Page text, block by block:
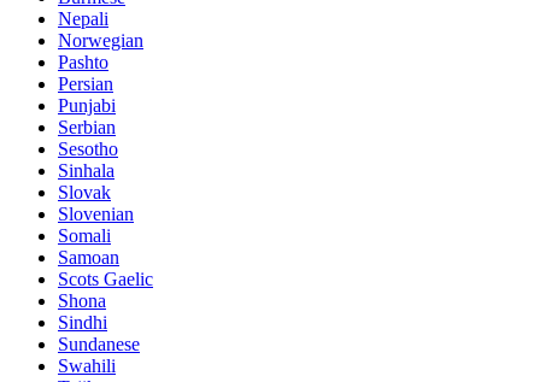
Nepali
Norwegian
Pashto
Persian
Punjabi
Serbian
Sesotho
Sinhala
Slovak
Slovenian
Somali
Samoan
Scots Gaelic
Shona
Sindhi
Sundanese
Swahili